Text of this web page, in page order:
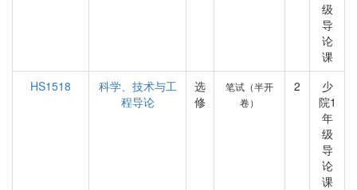
级
导
论
课
HS1518
科学、技术与工
程导论
选
修
笔试（半开
卷）
2
少
院1
年
级
导
论
课